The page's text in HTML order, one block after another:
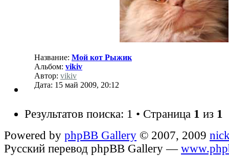
Название: Мой кот Рыжик
Альбом: vikiv
Автор: vikiv
Дата: 15 май 2009, 20:12
Результатов поиска: 1 • Страница 1 из 1
Powered by phpBB Gallery © 2007, 2009
Русский перевод phpBB Gallery —